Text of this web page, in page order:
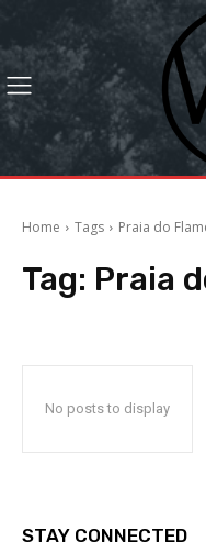
Home Tags Praia do
Tag: Praia
No posts to display
STAY CONNECTED